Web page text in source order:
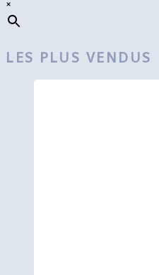
×
LES PLUS VENDUS